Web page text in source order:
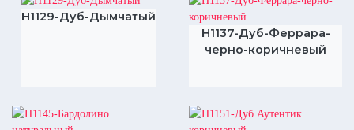
H1129-Дуб-Дымчатый
H1137-Дуб-Феррара-
черно-коричневый